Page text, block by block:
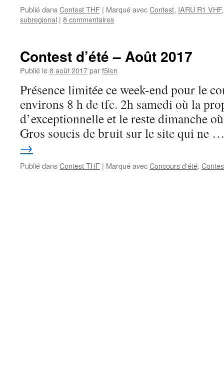
Publié dansContest THF | Marqué avecContest, IARU R1 VHF
subregional | 8 commentaires
Contest d’été – Août 2017
Publié le8 août 2017parf5len
Présence limitée ce week-end pour le
environs 8 h de tfc. 2h samedi où la
d’exceptionnelle et le reste dimanche
Gros soucis de bruit sur le site qui ne
→
Publié dansContest THF | Marqué avecConcours d'été,